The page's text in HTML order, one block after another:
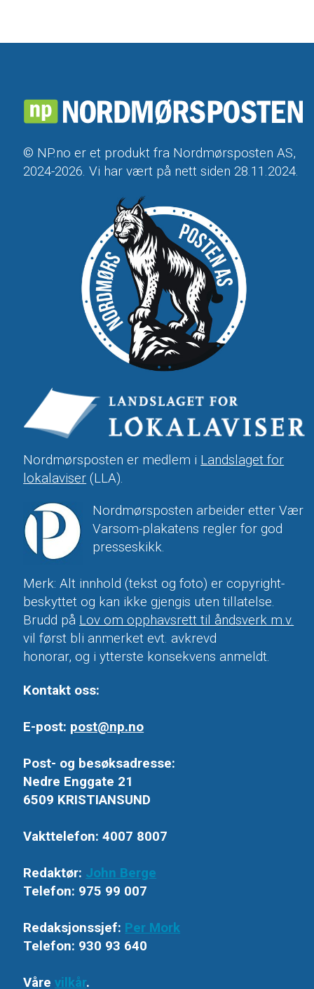
© NP.no er et produkt fra Nordmørsposten AS,
2024-2026. Vi har vært på nett siden 28.11.2024.
Nordmørsposten er medlem i Landslaget for
lokalaviser (LLA).
Nordmørsposten arbeider etter Vær
Varsom-plakatens regler for god
presseskikk.
Merk: Alt innhold (tekst og foto) er copyright-
beskyttet og kan ikke gjengis uten tillatelse.
Brudd på Lov om opphavsrett til åndsverk m.v.
vil først bli anmerket evt. avkrevd
honorar, og i ytterste konsekvens anmeldt.
Kontakt oss:
E-post: post@np.no
Post- og besøksadresse:
Nedre Enggate 21
6509 KRISTIANSUND
Vakttelefon: 4007 8007
Redaktør: John Berge
Telefon: 975 99 007
Redaksjonssjef: Per Mork
Telefon: 930 93 640
Vårevilkår.